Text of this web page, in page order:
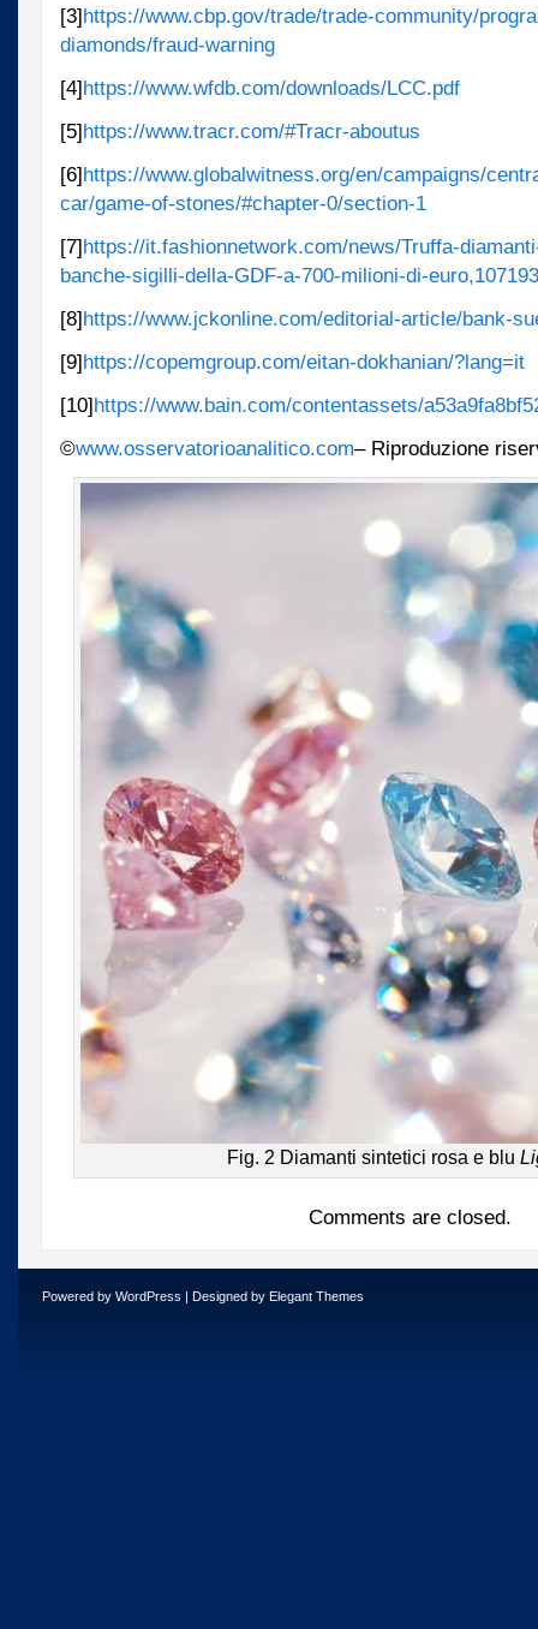
[3]https://www.cbp.gov/trade/trade-community/
diamonds/fraud-warning
[4]https://www.wfdb.com/downloads/LCC.pdf
[5]https://www.tracr.com/#Tracr-aboutus
[6]https://www.globalwitness.org/en/campaigns/
car/game-of-stones/#chapter-0/section-1
[7]https://it.fashionnetwork.com/news/Truffa-
banche-sigilli-della-GDF-a-700-milioni-di-
[8]https://www.jckonline.com/editorial-article/bank-
[9]https://copemgroup.com/eitan-dokhanian/?lang=it
[10]https://www.bain.com/contentassets/
©www.osservatorioanalitico.com– Riproduzione
Fig. 2 Diamanti sintetici rosa e blu
Comments are closed.
Powered by WordPress | Designed by Elegant Themes